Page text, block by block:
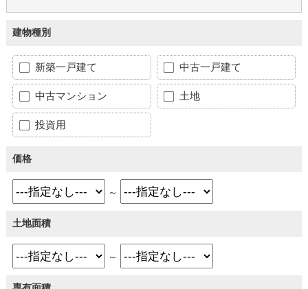
建物種別
新築一戸建て 中古一戸建て
中古マンション 土地
投資用
価格
～
土地面積
～